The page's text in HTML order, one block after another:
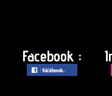
Facebook :